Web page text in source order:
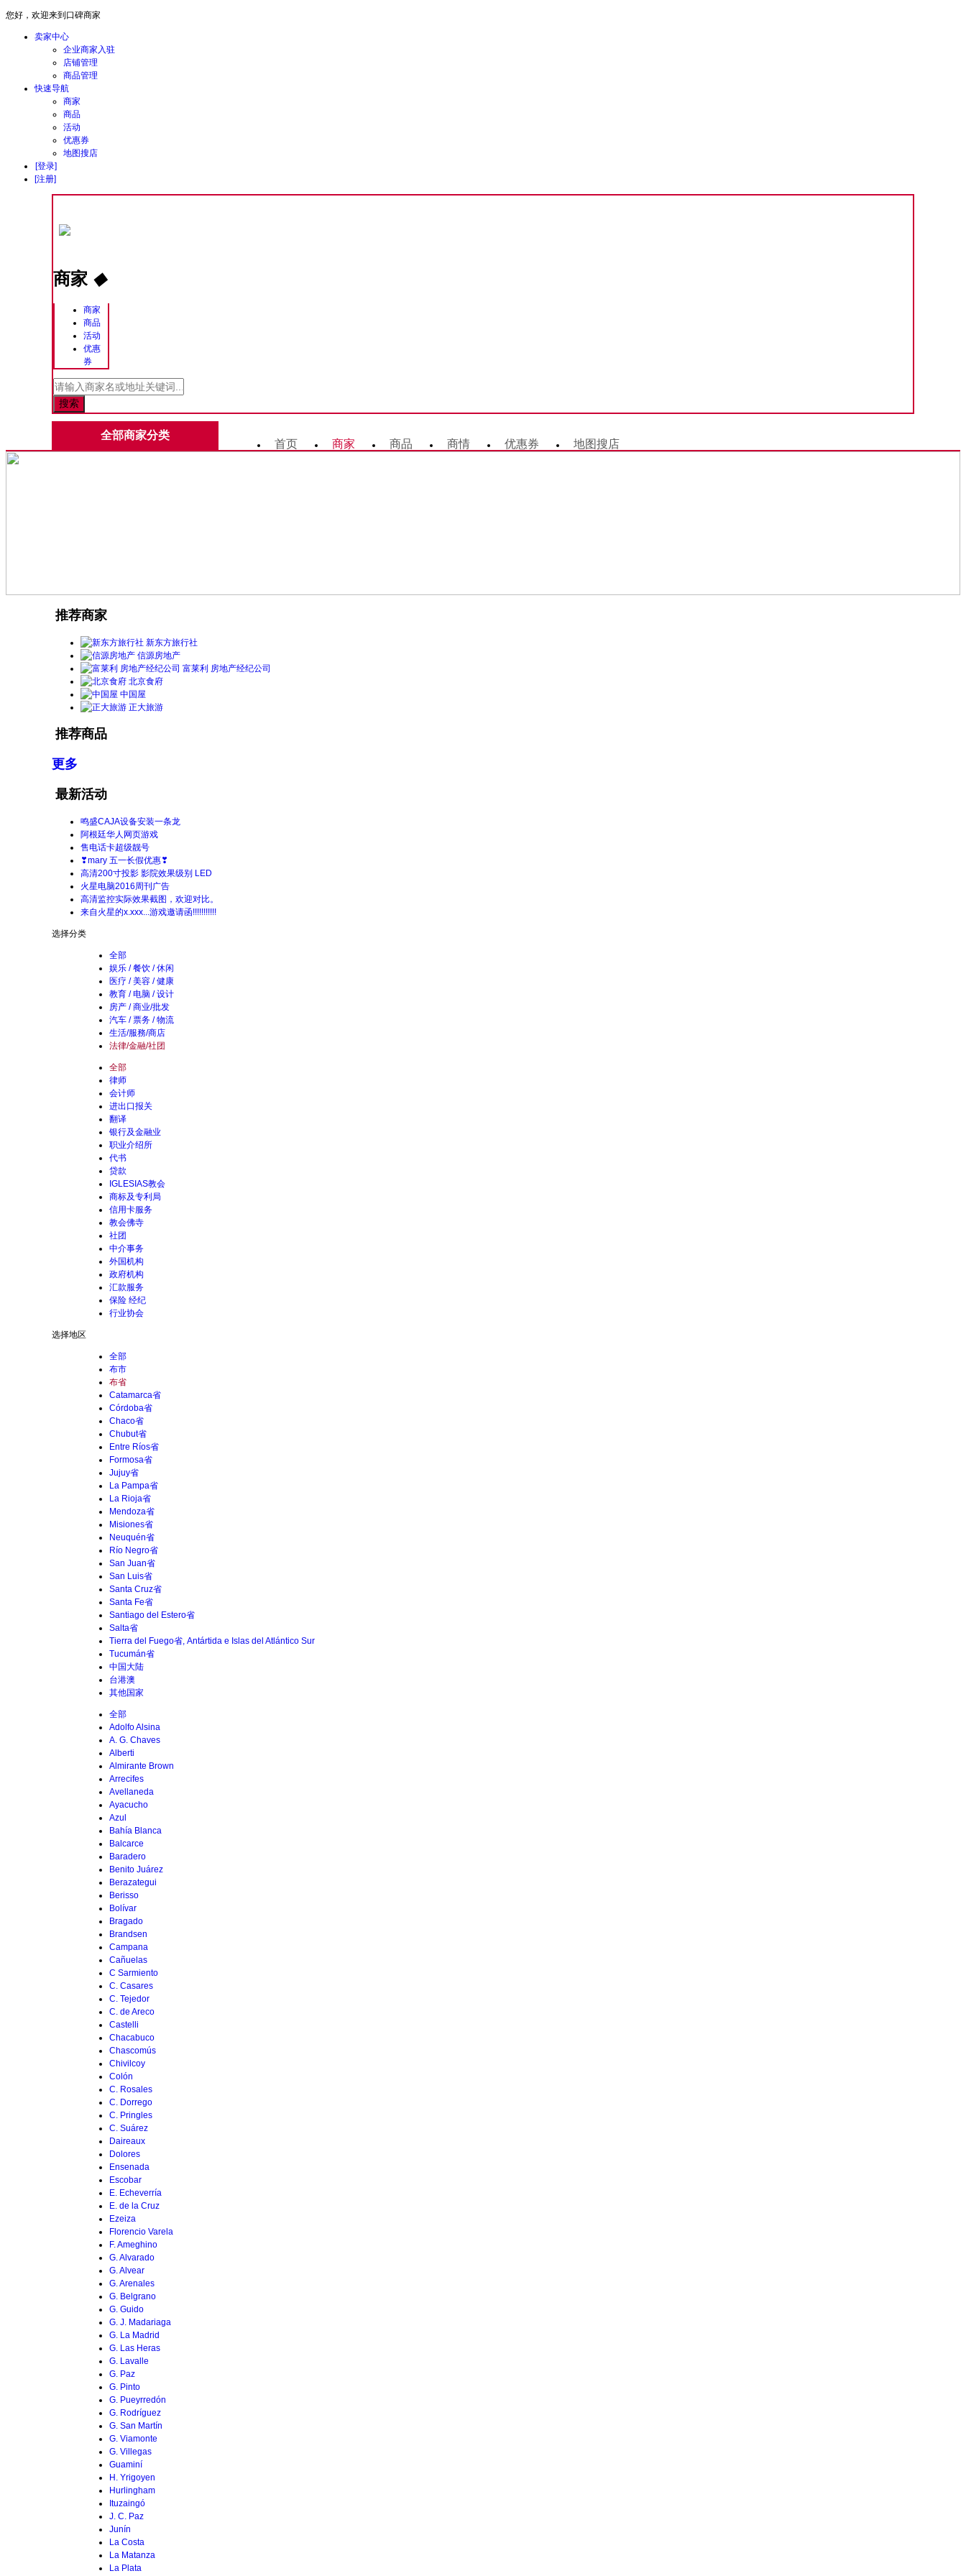
您好，欢迎来到口碑商家
卖家中心
企业商家入驻
店铺管理
商品管理
快速导航
商家
商品
活动
优惠券
地图搜店
[登录]
[注册]
商家 ◆
商家
商品
活动
优惠
券
全部商家分类
首页 商家 商品 商情 优惠券 地图搜店
推荐商家
新东方旅行社
信源房地产
富莱利 房地产经纪公司
北京食府
中国屋
正大旅游
推荐商品
更多
最新活动
鸣盛CAJA设备安装一条龙
阿根廷华人网页游戏
售电话卡超级靓号
❣mary 五一长假优惠❣
高清200寸投影 影院效果级别 LED
火星电脑2016周刊广告
高清监控实际效果截图，欢迎对比。
来自火星的x.xxx...游戏邀请函!!!!!!!!!!!
选择分类
全部
娱乐 / 餐饮 / 休闲
医疗 / 美容 / 健康
教育 / 电脑 / 设计
房产 / 商业/批发
汽车 / 票务 / 物流
生活/服務/商店
法律/金融/社团
全部
律师
会计师
进出口报关
翻译
银行及金融业
职业介绍所
代书
贷款
IGLESIAS教会
商标及专利局
信用卡服务
教会佛寺
社团
中介事务
外国机构
政府机构
汇款服务
保险 经纪
行业协会
选择地区
全部
布市
布省
Catamarca省
Córdoba省
Chaco省
Chubut省
Entre Ríos省
Formosa省
Jujuy省
La Pampa省
La Rioja省
Mendoza省
Misiones省
Neuquén省
Río Negro省
San Juan省
San Luis省
Santa Cruz省
Santa Fe省
Santiago del Estero省
Salta省
Tierra del Fuego省, Antártida e Islas del Atlántico Sur
Tucumán省
中国大陆
台港澳
其他国家
全部
Adolfo Alsina
A. G. Chaves
Alberti
Almirante Brown
Arrecifes
Avellaneda
Ayacucho
Azul
Bahía Blanca
Balcarce
Baradero
Benito Juárez
Berazategui
Berisso
Bolívar
Bragado
Brandsen
Campana
Cañuelas
C Sarmiento
C. Casares
C. Tejedor
C. de Areco
Castelli
Chacabuco
Chascomús
Chivilcoy
Colón
C. Rosales
C. Dorrego
C. Pringles
C. Suárez
Daireaux
Dolores
Ensenada
Escobar
E. Echeverría
E. de la Cruz
Ezeiza
Florencio Varela
F. Ameghino
G. Alvarado
G. Alvear
G. Arenales
G. Belgrano
G. Guido
G. J. Madariaga
G. La Madrid
G. Las Heras
G. Lavalle
G. Paz
G. Pinto
G. Pueyrredón
G. Rodríguez
G. San Martín
G. Viamonte
G. Villegas
Guaminí
H. Yrigoyen
Hurlingham
Ituzaingó
J. C. Paz
Junín
La Costa
La Matanza
La Plata